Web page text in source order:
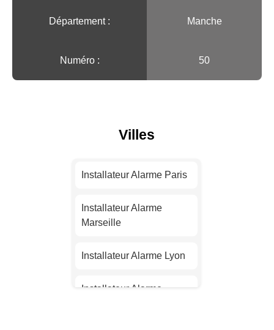
Département : Manche
Numéro : 50
Villes
Installateur Alarme Paris
Installateur Alarme
Marseille
Installateur Alarme Lyon
Installateur Alarme